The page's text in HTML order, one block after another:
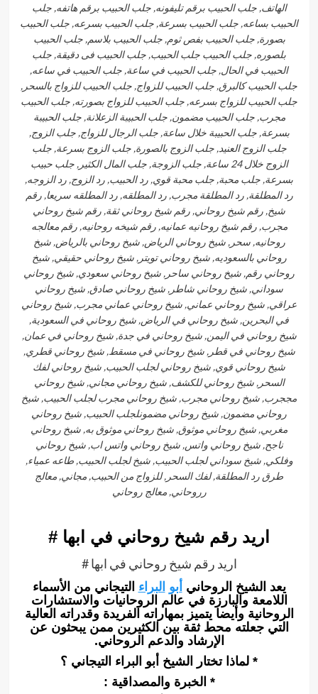
الهاتف, جلب الحبيب برقم تليفونه, جلب الحبيب برقم هاتفه, جلب
الحبيب بساعه, جلب الحبيب بسرعة, جلب الحبيب بسرعه, جلب الحبيب
بصورة, جلب الحبيب بفص ثوم, جلب الحبيب بلاسم, جلب الحبيب
بلصوره, جلب الحبيب جلب الحبيب, جلب الحبيب فى دقيقة, جلب
الحبيب في الحال, جلب الحبيب في ساعة, جلب الحبيب في ساعه,
جلب الحبيب كالبرق, جلب الحبيب للزواج, جلب الحبيب للزواج بالسحر,
جلب الحبيب للزواج بسرعه, جلب الحبيب للزواج بصورته, جلب الحبيب
مجرب, جلب الحبيب مضمون, جلب الحبيبة الزعلانة, جلب الحبيبة
بسرعة, جلب الحبيبة خلال ساعة, جلب الرجال للزواج, جلب الزوج,
جلب الزوج العنيد, جلب الزوج بالصورة, جلب الزوج بسرعة, جلب
الزوج خلال 24 ساعة, جلب الزوجة, جلب المال الكثير, جلب حبيب
بسرعة, جلب محبة, جلب محبة قوي, رد الحبيب, رد الزوج, رد الزوجه,
رد المطلقة, رد المطلقة مجرب, رد المطلقه, رد المطلقه سريعا, رقم
شيخ, رقم شيخ روحاني, رقم شيخ روحاني ثقة, رقم شيخ روحاني
مجرب, رقم شيخ روحانيه عمانيه, رقم شيخه روحانيه, رقم معالجه
روحانيه, سحر, شيخ روحاني الرياض, شيخ روحاني بالرياض, شيخ
روحاني بالسعوديه, شيخ روحاني تويتر, شيخ روحاني حقيقي, شيخ
روحاني رقم, شيخ روحاني ساحر, شيخ روحاني سعودي, شيخ روحاني
سوداني, شيخ روحاني شاطر, شيخ روحاني صادق, شيخ روحاني
عراقي, شيخ روحاني عماني, شيخ روحاني عماني مجرب, شيخ روحاني
في البحرين, شيخ روحاني في الرياض, شيخ روحاني في السعودية,
شيخ روحاني في اليمن, شيخ روحاني في جدة, شيخ روحاني في عمان,
شيخ روحاني في قطر, شيخ روحاني في مسقط, شيخ روحاني قطري,
شيخ روحاني قوي, شيخ روحاني لجلب الحبيب, شيخ روحاني لفك
السحر, شيخ روحاني للكشف, شيخ روحاني مجاني, شيخ روحاني
مججرب, شيخ روحاني مجرب, شيخ روحاني مجرب لجلب الحبيب, شيخ
روحاني مضمون, شيخ روحاني مضمونلجلب الحبيب, شيخ روحاني
مغربي, شيخ روحاني موثوق, شيخ روحاني موثوق به, شيخ روحاني
ناجح, شيخ روحاني واتس, شيخ روحاني واتس اب, شيخ روحاني
وفلكي, شيخ سوداني لجلب الحبيب, شيخ لجلب الحبيب, طاعه عمياء,
طرق رد المطلقة, لفك السحر, للزواج من الحبيب, مجاني, معالج
رروحاني, معالج روحاني
اريد رقم شيخ روحاني في ابها #
اريد رقم شيخ روحاني في ابها #
يعد الشيخ الروحاني أبو البراء التيجاني من الأسماء
اللامعة والبارزة في عالم الروحانيات والاستشارات
الروحانية وأيضا يتميز بمهاراته الفريدة وقدراته العالية
التي جعلته محط ثقة بين الكثيرين ممن يبحثون عن
الإرشاد والدعم الروحاني.
* لماذا تختار الشيخ أبو البراء التيجاني ؟
* الخبرة والمصداقية :